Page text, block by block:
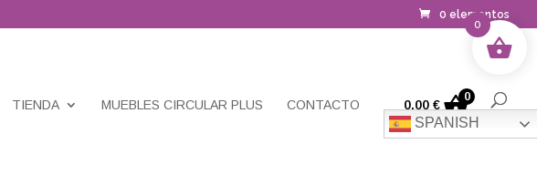
0 elementos
TIENDA MUEBLES CIRCULAR PLUS CONTACTO
SPANISH
0,00 €
0
0